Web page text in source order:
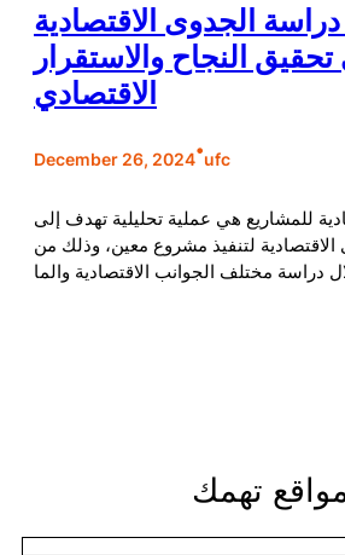
دراسة الجدوى الاقتصادية
النجاح والاستقرار
الاقتصادي
December 26, 2024•ufc
للمشاريع هي عملية تحليلية تهدف إلى
لتنفيذ مشروع معين، وذلك من
تهمك